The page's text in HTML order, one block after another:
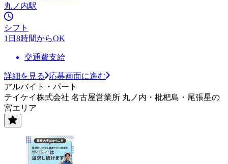
丸ノ内駅
シフト
1日8時間からOK
交通費支給
詳細を見る
応募画面に進む
アルバイト・パート
テイケイ株式会社 名古屋営業所 丸ノ内・枇杷島・尾張星の
宮エリア